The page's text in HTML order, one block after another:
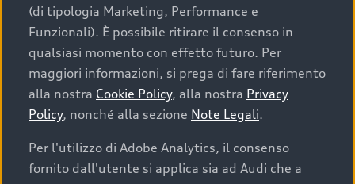
(di tipologia Marketing, Performance e
Funzionali). È possibile ritirare il consenso in
qualsiasi momento con effetto futuro. Per
maggiori informazioni, si prega di fare riferimento
alla nostra Cookie Policy, alla nostra Privacy
Policy, nonché alla sezione Note Legali.
Per l'utilizzo di Adobe Analytics, il consenso
fornito dall'utente si applica sia ad Audi che a
Cosa sapere prima di
acquistare la tua prossima
auto
I requisiti fondamentali da considerare prima di